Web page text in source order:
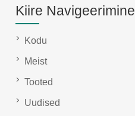
Kiire Navigeerimine
Kodu
Meist
Tooted
Uudised